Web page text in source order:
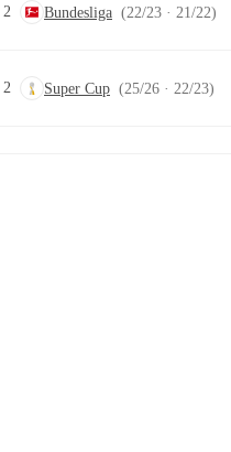
2 Bundesliga (22/23 · 21/22)
2 Super Cup (25/26 · 22/23)